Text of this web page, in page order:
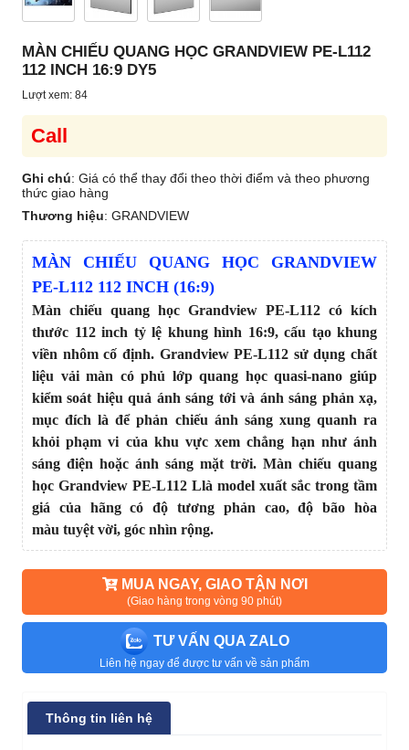
MÀN CHIẾU QUANG HỌC GRANDVIEW PE-L112
112 INCH 16:9 DY5
Lượt xem: 84
Call
Ghi chú: Giá có thể thay đổi theo thời điểm và theo phương
thức giao hàng
Thương hiệu: GRANDVIEW
MÀN CHIẾU QUANG HỌC GRANDVIEW
PE-L112 112 INCH (16:9)
Màn chiếu quang học Grandview PE-L112 có kích
thước 112 inch tỷ lệ khung hình 16:9, cấu tạo khung
viền nhôm cố định. Grandview PE-L112 sử dụng chất
liệu vải màn có phủ lớp quang học quasi-nano giúp
kiểm soát hiệu quả ánh sáng tới và ánh sáng phản xạ,
mục đích là để phản chiếu ánh sáng xung quanh ra
khỏi phạm vi của khu vực xem chẳng hạn như ánh
sáng điện hoặc ánh sáng mặt trời. Màn chiếu quang
học Grandview PE-L112 Llà model xuất sắc trong tầm
giá của hãng có độ tương phản cao, độ bão hòa
màu tuyệt vời, góc nhìn rộng.
MUA NGAY, GIAO TẬN NƠI
(Giao hàng trong vòng 90 phút)
TƯ VẤN QUA ZALO
Liên hệ ngay để được tư vấn về sản phẩm
Thông tin liên hệ